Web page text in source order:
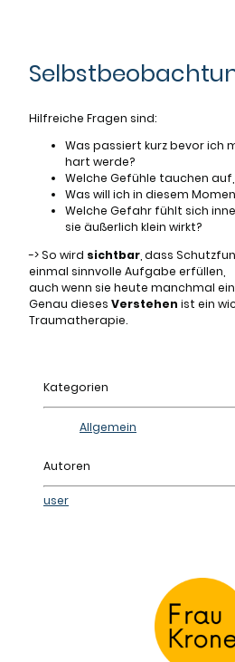
Hilfreiche Fragen sind:
Was passiert kurz bevor ich
hart werde?
Welche Gefühle tauchen
Was will ich in diesem
Welche Gefahr fühlt sich
sie äußerlich klein wirkt?
-> So wird sichtbar , dass
einmal sinnvolle Aufgabe erfüllen,
auch wenn sie heute manchmal
Genau dieses Verstehen ist ein
Traumatherapie.
Kategorien
Allgemein
Autoren
user